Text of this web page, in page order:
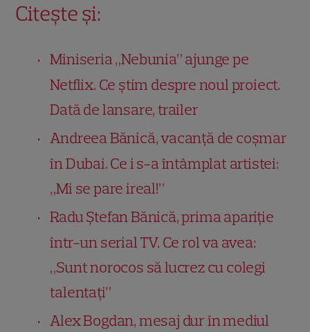
Citește și:
Miniseria „Nebunia” ajunge pe
Netflix. Ce știm despre noul proiect.
Dată de lansare, trailer
Andreea Bănică, vacanță de coșmar
în Dubai. Ce i s-a întâmplat artistei:
„Mi se pare ireal!”
Radu Ștefan Bănică, prima apariție
într-un serial TV. Ce rol va avea:
„Sunt norocos să lucrez cu colegi
talentați”
Alex Bogdan, mesaj dur în mediul